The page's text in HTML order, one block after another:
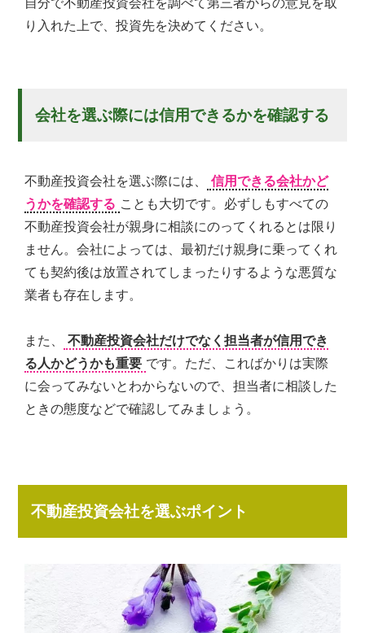
り入れた上で、投資先を決めてください。
会社を選ぶ際には信用できるかを確認する
不動産投資会社を選ぶ際には、
信用できる会社かど
うかを確認する ことも大切です。必ずしもすべての
不動産投資会社が親身に相談にのってくれるとは限り
ません。会社によっては、最初だけ親身に乗ってくれ
ても契約後は放置されてしまったりするような悪質な
業者も存在します。
また、
不動産投資会社だけでなく担当者が信用でき
る人かどうかも重要 です。ただ、こればかりは実際
に会ってみないとわからないので、担当者に相談した
ときの態度などで確認してみましょう。
不動産投資会社を選ぶポイント